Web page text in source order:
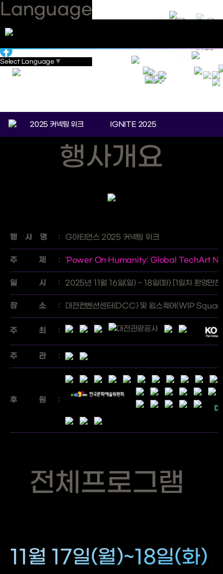
Language
Select Language ▼
2025 커넥팅 위크 IGNITE 2025
행사개요
행 사 명 : G아티언스 2025 커넥팅 위크
주 제 : 'Power On Humanity: Global TechArt
일 시 : 2025년 11월 16일(일) ~ 18일(화) [1일차 환영만
장 소 : 대전컨벤션센터(DCC) 및 윕스퀘어(WIP
주 최 :
주 관 :
후 원 :
전체프로그램
11월 17일(월)~18일(화)